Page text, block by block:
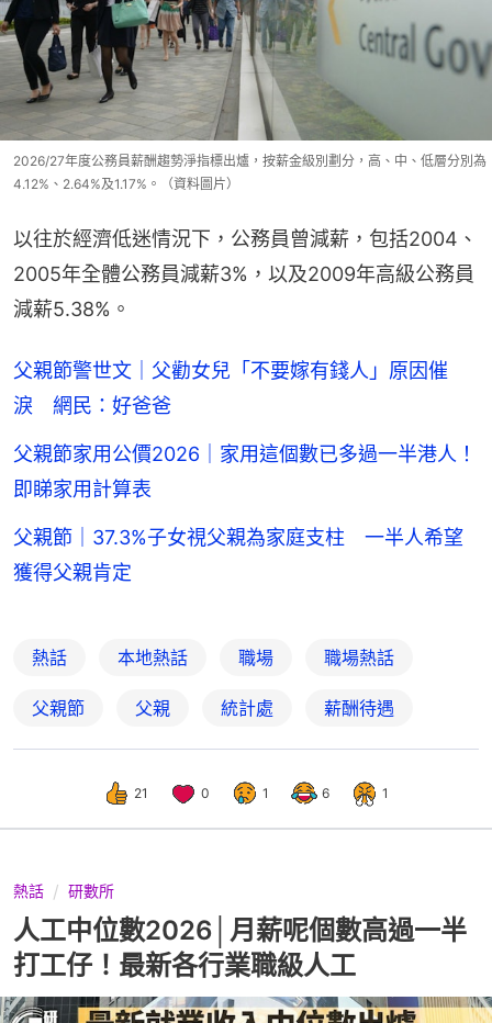
2026/27年度公務員薪酬趨勢淨指標出爐，按薪金級別劃分，高、中、低層分別為
4.12%、2.64%及1.17%。（資料圖片）
以往於經濟低迷情況下，公務員曾減薪，包括2004、
2005年全體公務員減薪3%，以及2009年高級公務員
減薪5.38%。
父親節警世文｜父勸女兒「不要嫁有錢人」原因催
淚 網民：好爸爸
父親節家用公價2026｜家用這個數已多過一半港人！
即睇家用計算表
父親節｜37.3%子女視父親為家庭支柱 一半人希望
獲得父親肯定
熱話 本地熱話 職場 職場熱話
父親節 父親 統計處 薪酬待遇
21 0 1 6 1
熱話 研數所
人工中位數2026│月薪呢個數高過一半
打工仔！最新各行業職級人工